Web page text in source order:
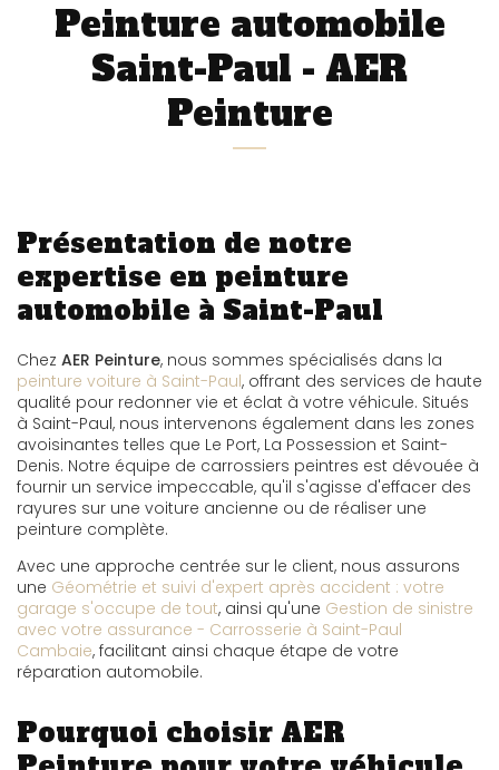
Peinture automobile
Saint-Paul - AER
Peinture
Présentation de notre
expertise en peinture
automobile à Saint-Paul
Chez AER Peinture, nous sommes spécialisés dans la
peinture voiture à Saint-Paul, offrant des services de haute
qualité pour redonner vie et éclat à votre véhicule. Situés
à Saint-Paul, nous intervenons également dans les zones
avoisinantes telles que Le Port, La Possession et Saint-
Denis. Notre équipe de carrossiers peintres est dévouée à
fournir un service impeccable, qu'il s'agisse d'effacer des
rayures sur une voiture ancienne ou de réaliser une
peinture complète.
Avec une approche centrée sur le client, nous assurons
une Géométrie et suivi d'expert après accident : votre
garage s'occupe de tout, ainsi qu'une Gestion de sinistre
avec votre assurance - Carrosserie à Saint-Paul
Cambaie, facilitant ainsi chaque étape de votre
réparation automobile.
Pourquoi choisir AER